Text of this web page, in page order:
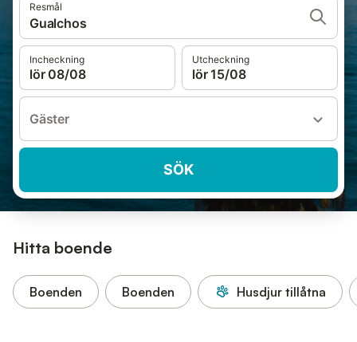
Resmål
Gualchos
Incheckning
lör 08/08
Utcheckning
lör 15/08
Gäster
SÖK
Hitta boende
Boenden Boenden Husdjur tillåtna